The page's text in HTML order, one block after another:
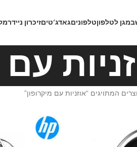
מגן לטלפוןטלפוניםגאדג’טיםזיכרון נייד
המתויגים “אוזניות עם מיקרופון”